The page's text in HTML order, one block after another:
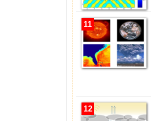
11
12